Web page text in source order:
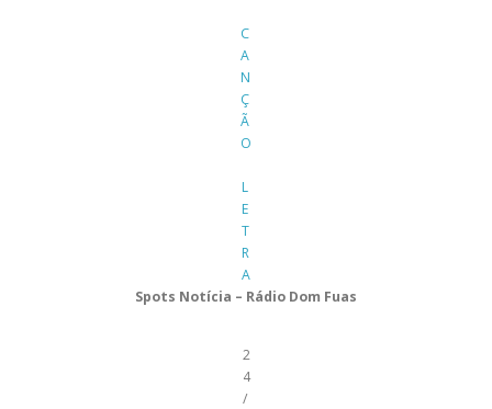
C
A
N
Ç
Ã
O
L
E
T
R
A
Spots Notícia – Rádio Dom Fuas
2
4
/